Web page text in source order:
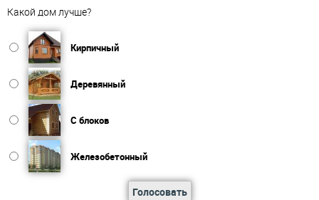
Какой дом лучше?
Кирпичный
Деревянный
С блоков
Железобетонный
Голосовать